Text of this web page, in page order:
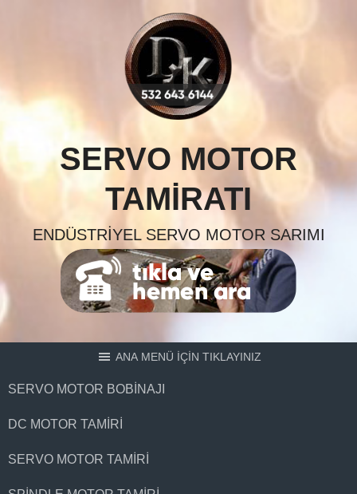
SERVO MOTOR
TAMIRATI
ENDÜSTRIYEL SERVO MOTOR SARIMI
ANA MENÜ İÇİN TIKLAYINIZ
SERVO MOTOR BOBINAJI
DC MOTOR TAMIRI
SERVO MOTOR TAMIRI